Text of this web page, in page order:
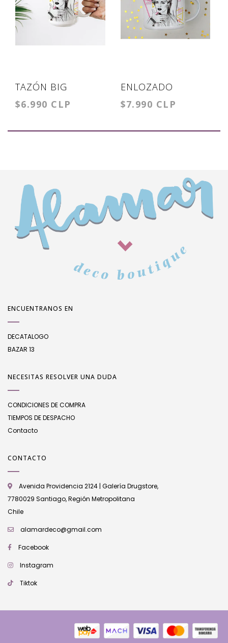
TAZÓN BIG
MADONNA
$6.990 CLP
ENLOZADO
MADONNA
$7.990 CLP
ENCUENTRANOS EN
DECATALOGO
BAZAR 13
NECESITAS RESOLVER UNA DUDA
CONDICIONES DE COMPRA
TIEMPOS DE DESPACHO
Contacto
CONTACTO
Avenida Providencia 2124 | Galería Drugstore,
7780029 Santiago, Región Metropolitana
Chile
alamardeco@gmail.com
Facebook
Instagram
Tiktok